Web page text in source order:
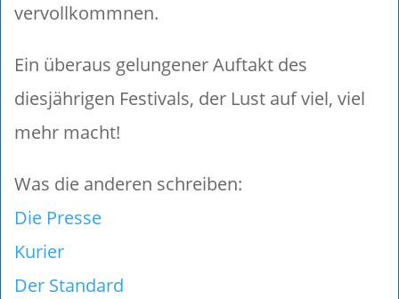
vervollkommnen.
Ein überaus gelungener Auftakt des
diesjährigen Festivals, der Lust auf viel, viel
mehr macht!
Was die anderen schreiben:
Die Presse
Kurier
Der Standard